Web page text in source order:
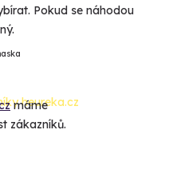
Pokud se náhodou
máme
zákazníků.